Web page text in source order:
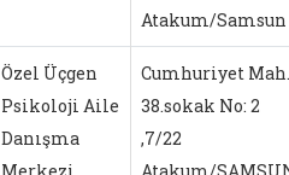
Atakum/Samsun
Özel Üçgen
Psikoloji Aile
Danışma
Cumhuriyet Mah.
38.sokak No: 2
,7/22